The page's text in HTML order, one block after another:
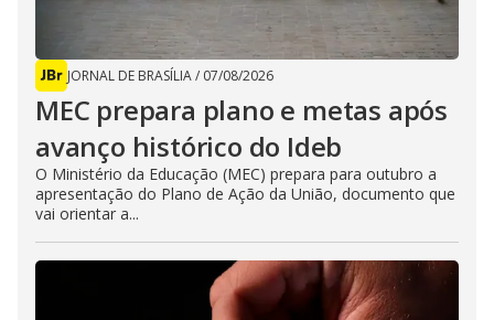
JORNAL DE BRASÍLIA/ 07/08/2026
MEC prepara plano e metas após
avanço histórico do Ideb
O Ministério da Educação (MEC) prepara para outubro a
apresentação do Plano de Ação da União, documento que
vai orientar a...